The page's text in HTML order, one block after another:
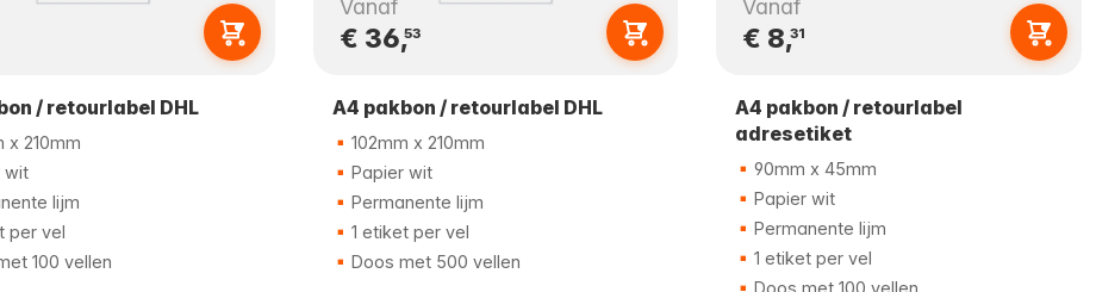
/ retourlabel DHL
x 210mm
wit
lijm
per vel
100 vellen
Vanaf
€ 36,53
A4 pakbon / retourlabel DHL
102mm x 210mm
Papier wit
Permanente lijm
1 etiket per vel
Doos met 500 vellen
Vanaf
€ 8,31
A4 pakbon / retourlabel
adresetiket
90mm x 45mm
Papier wit
Permanente lijm
1 etiket per vel
Doos met 100 vellen